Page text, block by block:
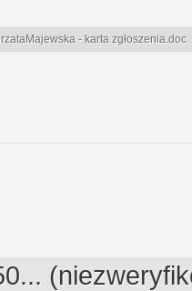
- karta zgłoszenia.doc